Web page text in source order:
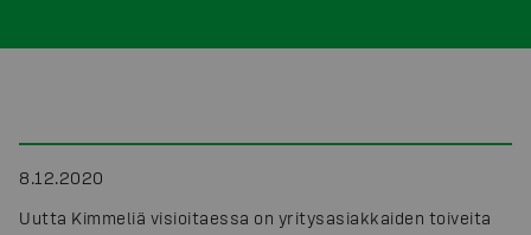
8.12.2020
Uutta Kimmeliä visioitaessa on yritysasiakkaiden toiveita